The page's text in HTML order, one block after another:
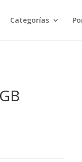
Categorías